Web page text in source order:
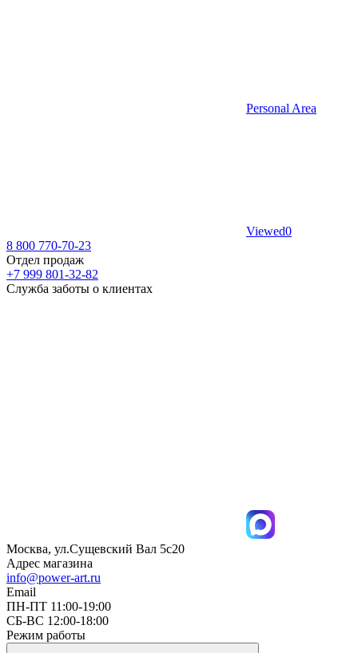
Personal Area
Viewed0
8 800 770-70-23
Отдел продаж
+7 999 801-32-82
Служба заботы о клиентах
Москва, ул.Сущевский Вал 5с20
Адрес магазина
info@power-art.ru
Email
ПН-ПТ 11:00-19:00
СБ-ВС 12:00-18:00
Режим работы